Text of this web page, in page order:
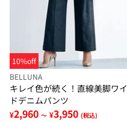
10%off
BELLUNA
キレイ色が続く！直線美脚ワイ
ドデニムパンツ
¥2,960 ～ ¥3,950 (税込)